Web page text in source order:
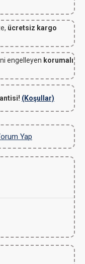
ücretsiz kargo
engelleyen korumalı
(Koşullar)
Yap